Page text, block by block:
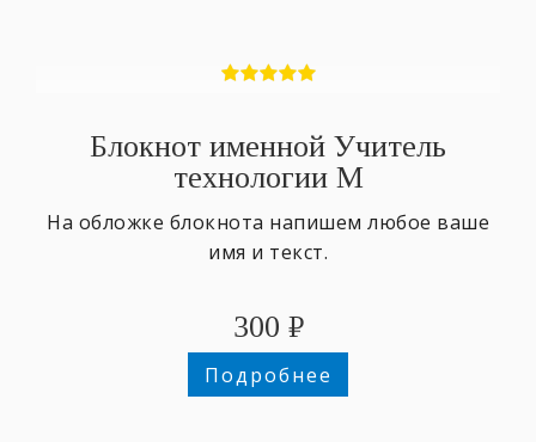
Блокнот именной Учитель
технологии М
На обложке блокнота напишем любое ваше
имя и текст.
300 ₽
Подробнее